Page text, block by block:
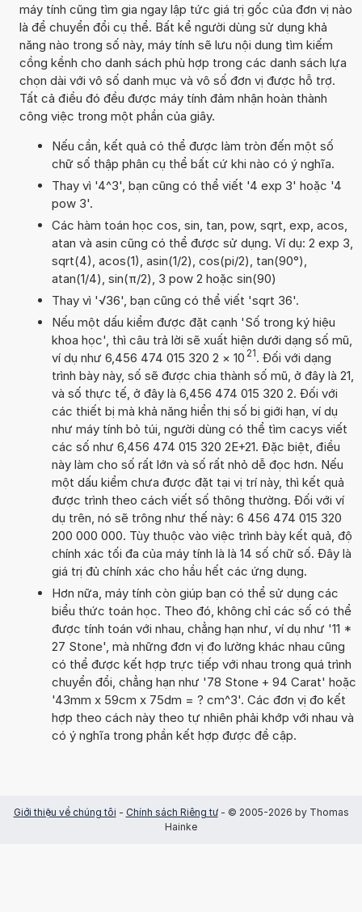
máy tính cũng tìm gia ngay lập tức giá trị gốc của đơn vị nào
là để chuyển đổi cụ thể. Bất kể người dùng sử dụng khả
năng nào trong số này, máy tính sẽ lưu nội dung tìm kiếm
cồng kềnh cho danh sách phù hợp trong các danh sách lựa
chọn dài với vô số danh mục và vô số đơn vị được hỗ trợ.
Tất cả điều đó đều được máy tính đảm nhận hoàn thành
công việc trong một phần của giây.
Nếu cần, kết quả có thể được làm tròn đến một số
chữ số thập phân cụ thể bất cứ khi nào có ý nghĩa.
Thay vì '4^3', bạn cũng có thể viết '4 exp 3' hoặc '4
pow 3'.
Các hàm toán học cos, sin, tan, pow, sqrt, exp, acos,
atan và asin cũng có thể được sử dụng. Ví dụ: 2 exp 3,
sqrt(4), acos(1), asin(1/2), cos(pi/2), tan(90°),
atan(1/4), sin(π/2), 3 pow 2 hoặc sin(90)
Thay vì '√36', bạn cũng có thể viết 'sqrt 36'.
Nếu một dấu kiểm được đặt cạnh 'Số trong ký hiệu
khoa học', thì câu trả lời sẽ xuất hiện dưới dạng số mũ,
ví dụ như 6,456 474 015 320 2 × 10 21. Đối với dạng
trình bày này, số sẽ được chia thành số mũ, ở đây là 21,
và số thực tế, ở đây là 6,456 474 015 320 2. Đối với
các thiết bị mà khả năng hiển thị số bị giới hạn, ví dụ
như máy tính bỏ túi, người dùng có thể tìm cacys viết
các số như 6,456 474 015 320 2E+21. Đặc biệt, điều
này làm cho số rất lớn và số rất nhỏ dễ đọc hơn. Nếu
một dấu kiểm chưa được đặt tại vị trí này, thì kết quả
được trình theo cách viết số thông thường. Đối với ví
dụ trên, nó sẽ trông như thế này: 6 456 474 015 320
200 000 000. Tùy thuộc vào việc trình bày kết quả, độ
chính xác tối đa của máy tính là là 14 số chữ số. Đây là
giá trị đủ chính xác cho hầu hết các ứng dụng.
Hơn nữa, máy tính còn giúp bạn có thể sử dụng các
biểu thức toán học. Theo đó, không chỉ các số có thể
được tính toán với nhau, chẳng hạn như, ví dụ như '11 *
27 Stone', mà những đơn vị đo lường khác nhau cũng
có thể được kết hợp trực tiếp với nhau trong quá trình
chuyển đổi, chẳng hạn như '78 Stone + 94 Carat' hoặc
'43mm x 59cm x 75dm = ? cm^3'. Các đơn vị đo kết
hợp theo cách này theo tự nhiên phải khớp với nhau và
có ý nghĩa trong phần kết hợp được đề cập.
Giới thiệu về chúng tôi - Chính sách Riêng tư- © 2005-2026 by Thomas
Hainke